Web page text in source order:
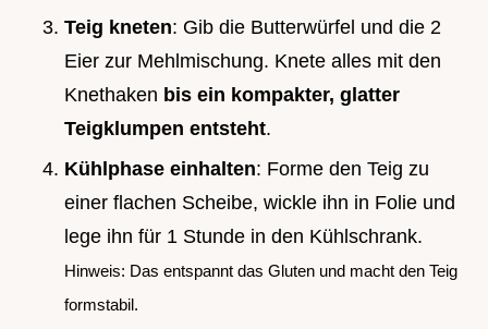
Teig kneten: Gib die Butterwürfel und die 2
Eier zur Mehlmischung. Knete alles mit den
Knethaken bis ein kompakter, glatter
Teigklumpen entsteht.
Kühlphase einhalten: Forme den Teig zu
einer flachen Scheibe, wickle ihn in Folie und
lege ihn für 1 Stunde in den Kühlschrank.
Hinweis: Das entspannt das Gluten und macht den Teig
formstabil.